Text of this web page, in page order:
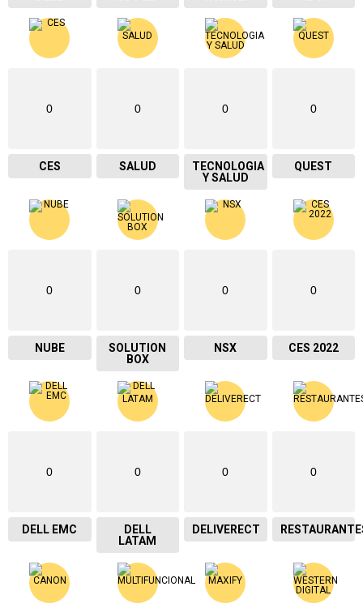
0
CES
0
SALUD
0
TECNOLOGIA
Y SALUD
0
QUEST
0
NUBE
0
SOLUTION
BOX
0
NSX
0
CES 2022
0
DELL EMC
0
DELL
LATAM
0
DELIVERECT
0